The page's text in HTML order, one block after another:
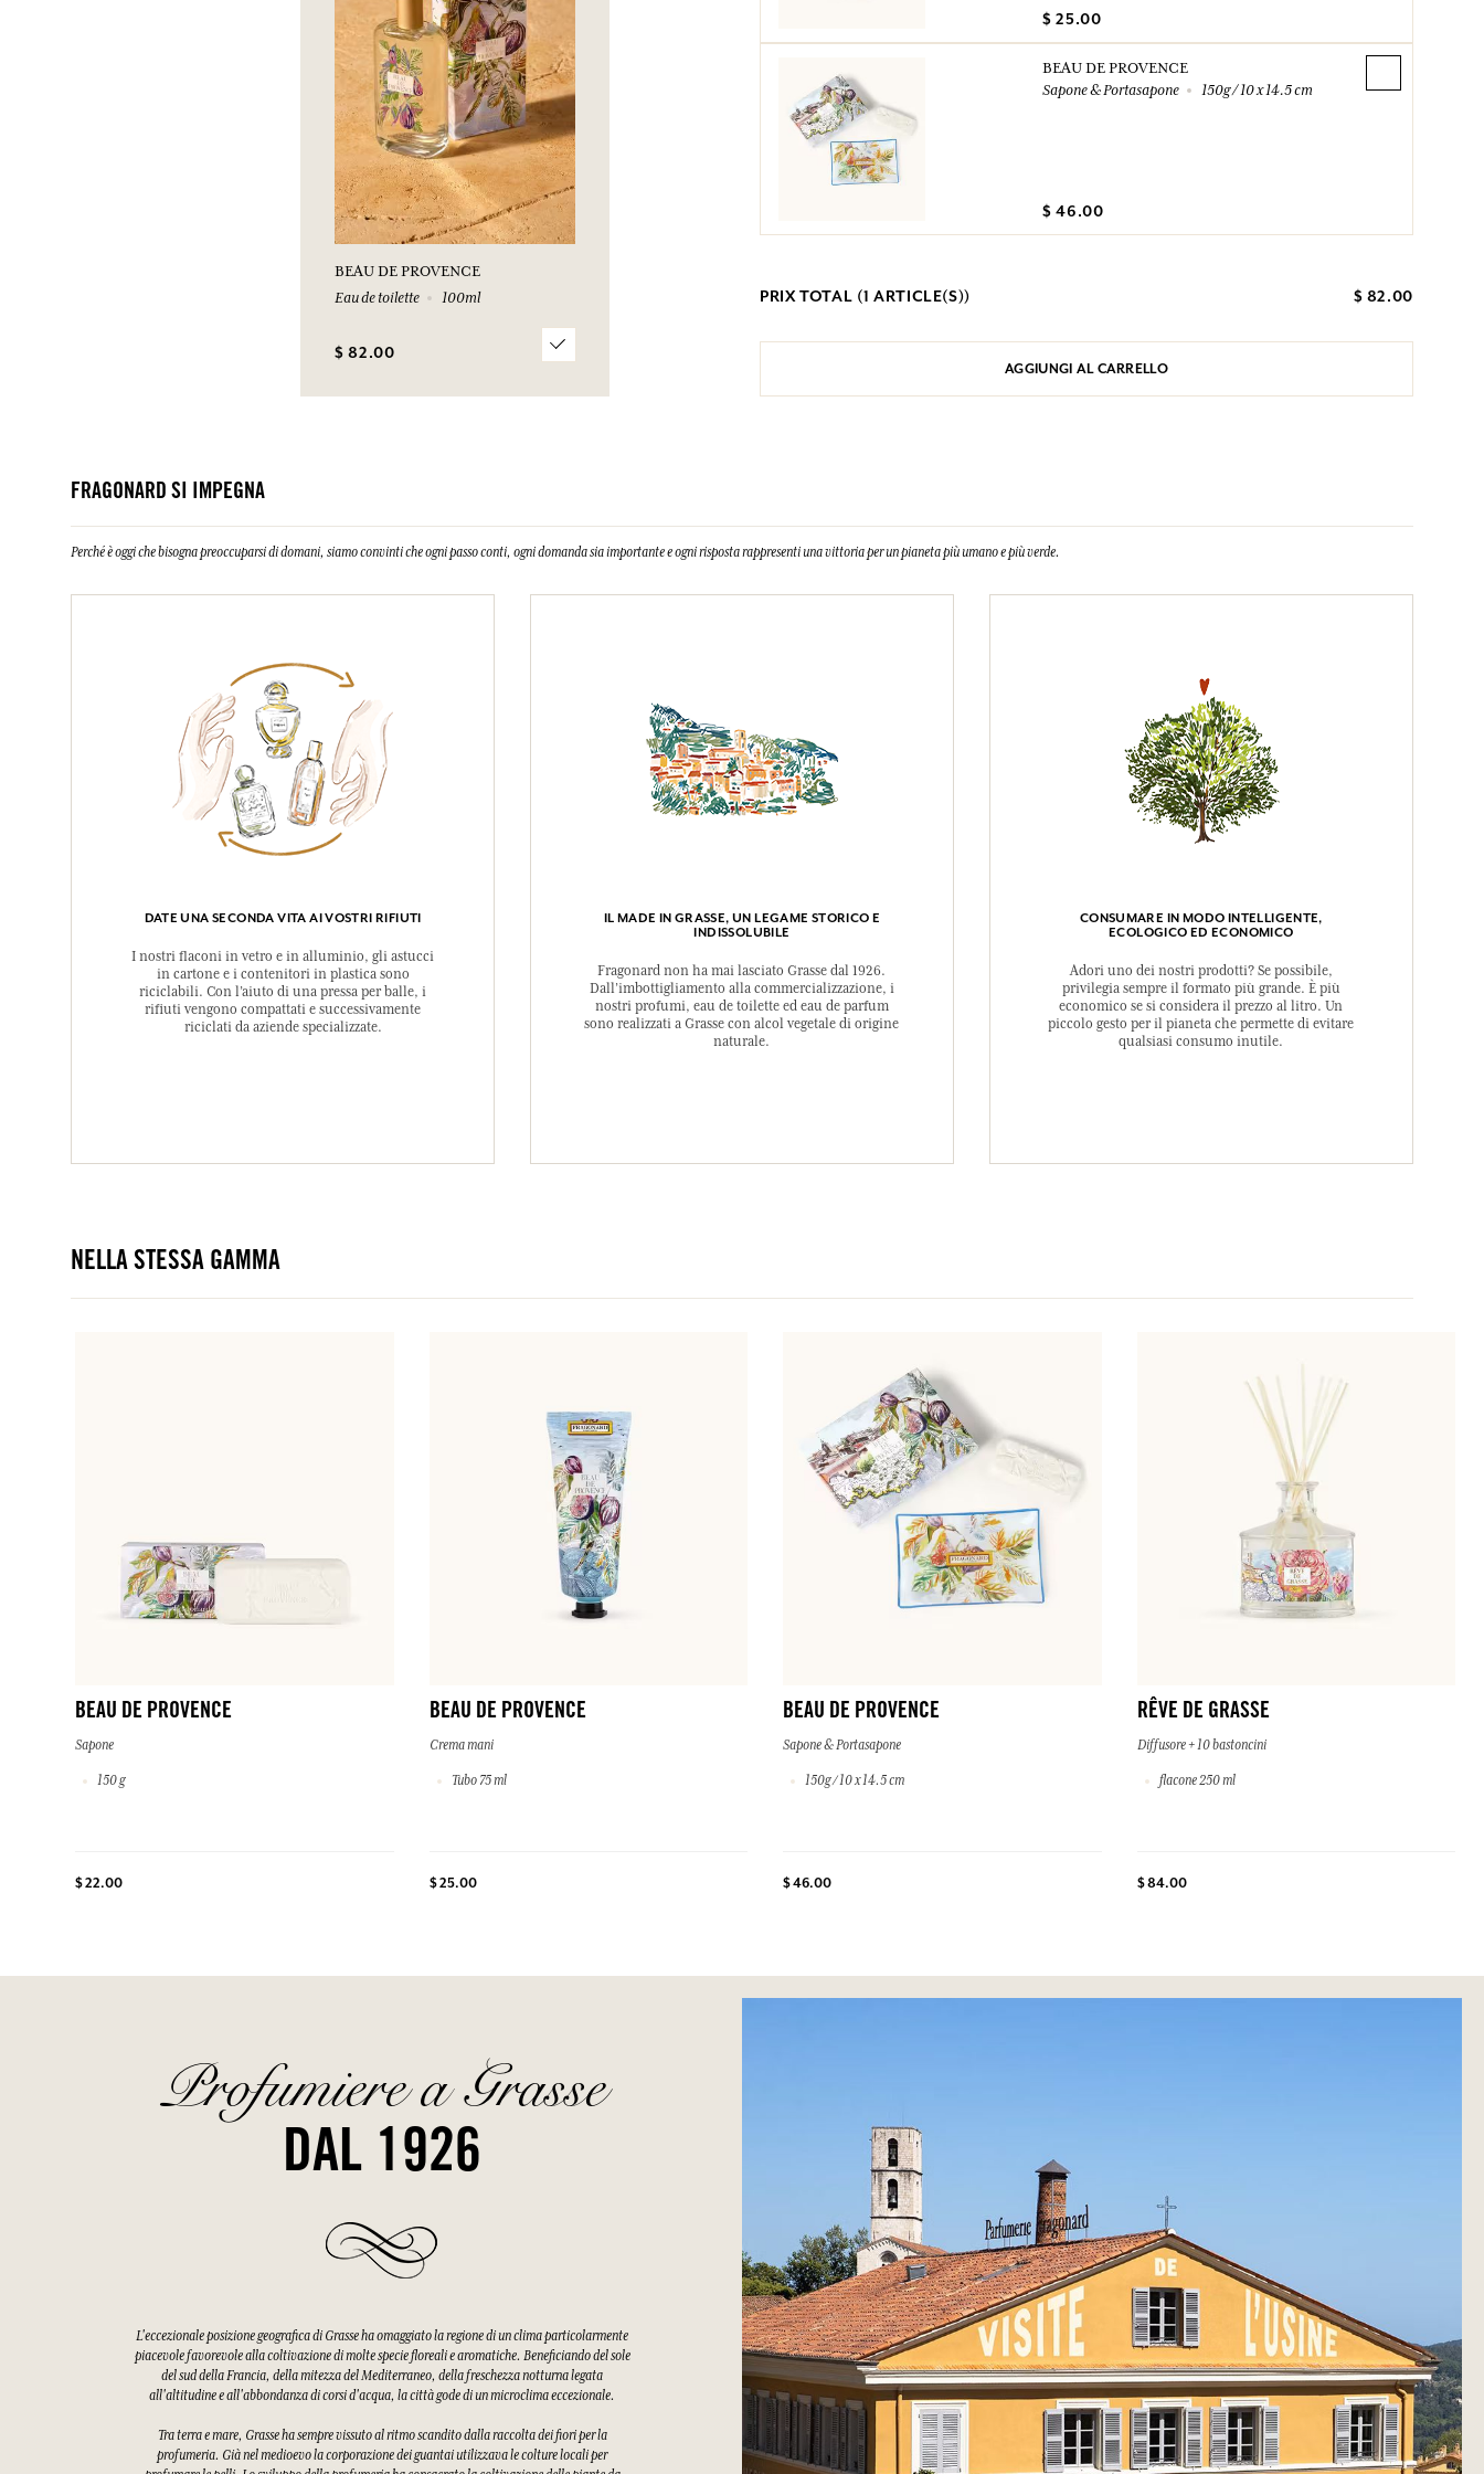
BEAU DE PROVENCE
Eau de toilette
100ml
$ 82.00
$ 25.00
BEAU DE PROVENCE
Sapone & Portasapone
150g / 10 x 14.5 cm
$ 46.00
PRIX TOTAL (1 ARTICLE(S)) $ 82.00
AGGIUNGI AL CARRELLO
FRAGONARD SI IMPEGNA
Perché è oggi che bisogna preoccuparsi di domani, siamo convinti che ogni passo conti, ogni domanda sia importante e ogni risposta rappresenti una vittoria per un pianeta più umano e più verde.
DATE UNA SECONDA VITA AI VOSTRI RIFIUTI
I nostri flaconi in vetro e in alluminio, gli astucci
in cartone e i contenitori in plastica sono
riciclabili. Con l’aiuto di una pressa per balle, i
rifiuti vengono compattati e successivamente
riciclati da aziende specializzate.
IL MADE IN GRASSE, UN LEGAME STORICO E
INDISSOLUBILE
Fragonard non ha mai lasciato Grasse dal 1926.
Dall’imbottigliamento alla commercializzazione, i
nostri profumi, eau de toilette ed eau de parfum
sono realizzati a Grasse con alcol vegetale di origine
naturale.
CONSUMARE IN MODO INTELLIGENTE,
ECOLOGICO ED ECONOMICO
Adori uno dei nostri prodotti? Se possibile,
privilegia sempre il formato più grande. È più
economico se si considera il prezzo al litro. Un
piccolo gesto per il pianeta che permette di evitare
qualsiasi consumo inutile.
NELLA STESSA GAMMA
BEAU DE PROVENCE
Sapone
150 g
$ 22.00
BEAU DE PROVENCE
Crema mani
Tubo 75 ml
$ 25.00
BEAU DE PROVENCE
Sapone & Portasapone
150g / 10 x 14.5 cm
$ 46.00
RÊVE DE GRASSE
Diffusore + 10 bastoncini
flacone 250 ml
$ 84.00
Profumiere a Grasse
DAL 1926
L'eccezionale posizione geografica di Grasse ha omaggiato la regione di un clima particolarmente
piacevole favorevole alla coltivazione di molte specie floreali e aromatiche. Beneficiando del sole
del sud della Francia, della mitezza del Mediterraneo, della freschezza notturna legata
all'altitudine e all'abbondanza di corsi d'acqua, la città gode di un microclima eccezionale.
Tra terra e mare, Grasse ha sempre vissuto al ritmo scandito dalla raccolta dei fiori per la
profumeria. Già nel medioevo la corporazione dei guantai utilizzava le colture locali per